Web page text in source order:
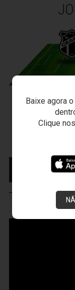
Baixe agora o
Clique
Arena
MAIS